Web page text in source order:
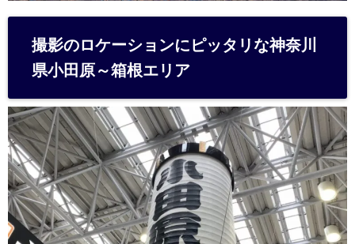
撮影のロケーションにピッタリな神奈川
県小田原～箱根エリア